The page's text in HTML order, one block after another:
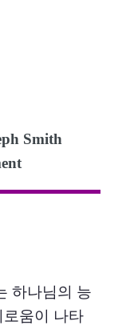
Smith
하나님의 능
로움이 나타